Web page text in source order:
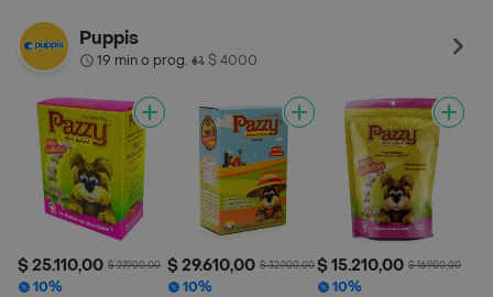
Puppis
19 min o prog.• $ 4000
$ 25.110,00 $ 27.900,00
10%
$ 29.610,00 $ 32.900,00
10%
$ 15.210,00 $ 16.900,00
10%